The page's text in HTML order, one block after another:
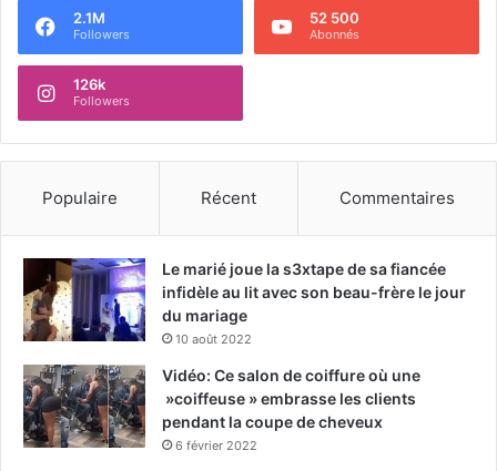
2.1M
Followers
52 500
Abonnés
126k
Followers
Populaire Récent Commentaires
Le marié joue la s3xtape de sa fiancée
infidèle au lit avec son beau-frère le jour
du mariage
10 août 2022
Vidéo: Ce salon de coiffure où une
»coiffeuse » embrasse les clients
pendant la coupe de cheveux
6 février 2022